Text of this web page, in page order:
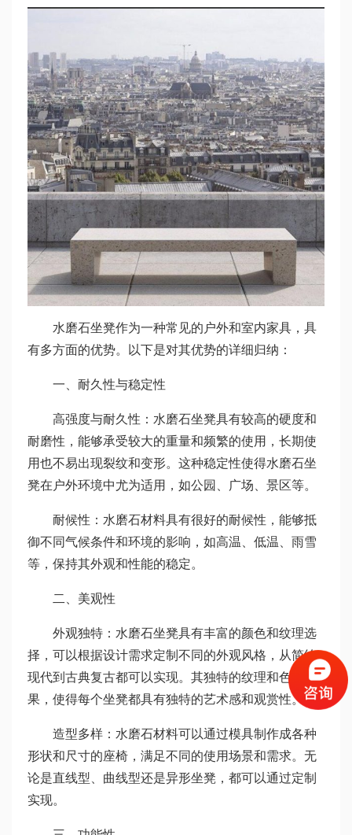
水磨石坐凳作为一种常见的户外和室内家具，具
有多方面的优势。以下是对其优势的详细归纳：
一、耐久性与稳定性
高强度与耐久性：水磨石坐凳具有较高的硬度和
耐磨性，能够承受较大的重量和频繁的使用，长期使
用也不易出现裂纹和变形。这种稳定性使得水磨石坐
凳在户外环境中尤为适用，如公园、广场、景区等。
耐候性：水磨石材料具有很好的耐候性，能够抵
御不同气候条件和环境的影响，如高温、低温、雨雪
等，保持其外观和性能的稳定。
二、美观性
外观独特：水磨石坐凳具有丰富的颜色和纹理选
择，可以根据设计需求定制不同的外观风格，从简约
现代到古典复古都可以实现。其独特的纹理和色彩效
果，使得每个坐凳都具有独特的艺术感和观赏性。
造型多样：水磨石材料可以通过模具制作成各种
形状和尺寸的座椅，满足不同的使用场景和需求。无
论是直线型、曲线型还是异形坐凳，都可以通过定制
实现。